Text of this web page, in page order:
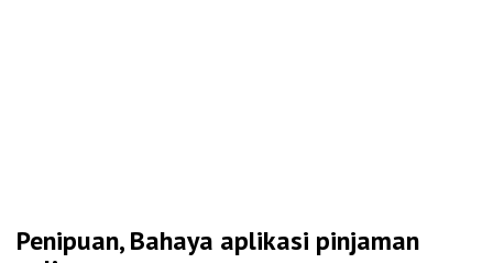
Penipuan, Bahaya aplikasi pinjaman